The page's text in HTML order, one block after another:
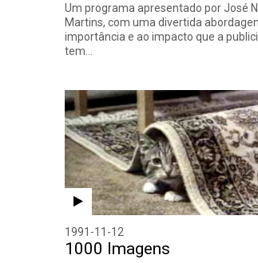
Um programa apresentado por José
Martins, com uma divertida
importância e ao impacto que a
tem…
1991-11-12
1000 Imagens